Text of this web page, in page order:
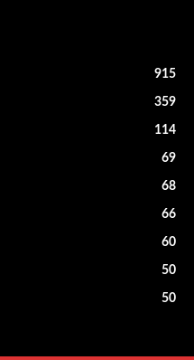
915
359
114
69
68
66
60
50
50